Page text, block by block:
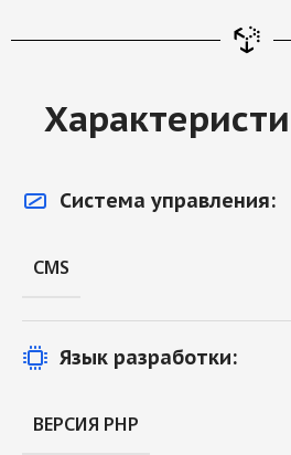
Система управления:
CMS
Язык разработки:
ВЕРСИЯ PHP